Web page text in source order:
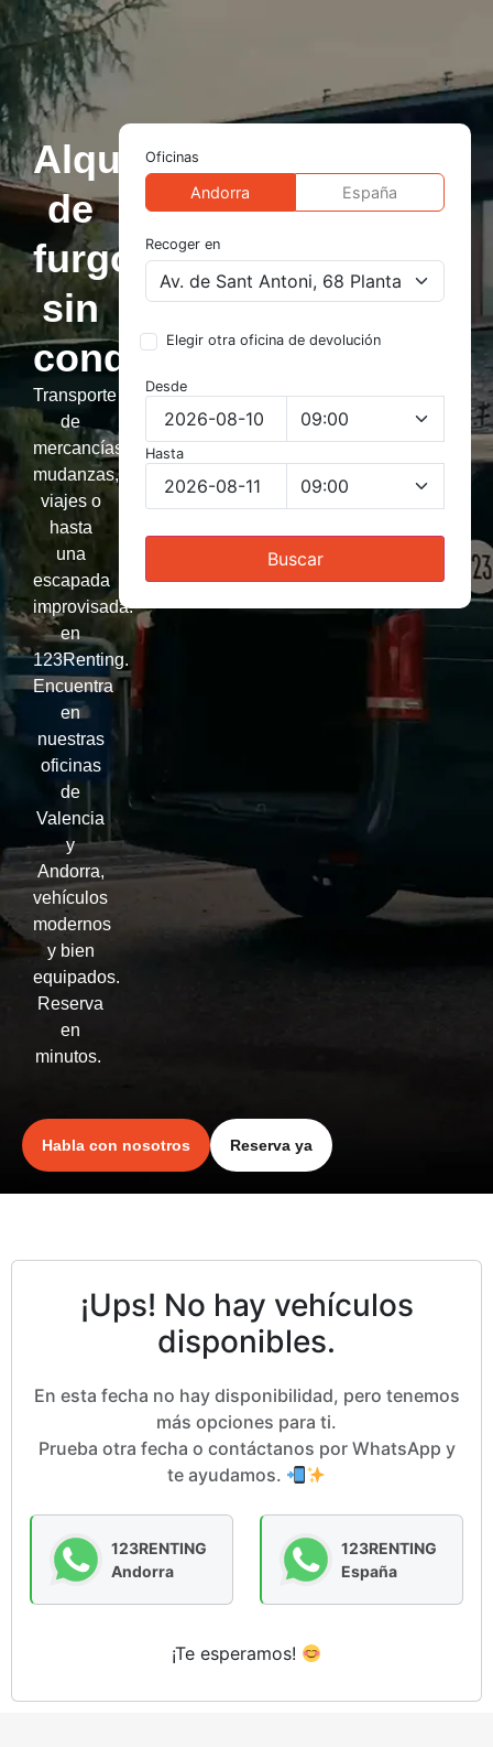
Vehiculos de alquiler
Alquiler
de
furgonetas
sin
conductor
Transporte
de
mercancías,
mudanzas,
viajes o
hasta
una
escapada
improvisada:
en
123Renting.
Encuentra
en
nuestras
oficinas
de
Valencia
y
Andorra,
vehículos
modernos
y bien
equipados.
Reserva
en
minutos.
Oficinas
Andorra España
Recoger en
Elegir otra oficina de devolución
Desde
Hasta
Buscar
Habla con nosotros Reserva ya
¡Ups! No hay vehículos
disponibles.
En esta fecha no hay disponibilidad, pero tenemos
más opciones para ti.
Prueba otra fecha o contáctanos por WhatsApp y
te ayudamos.
123RENTING
Andorra
123RENTING
España
¡Te esperamos!